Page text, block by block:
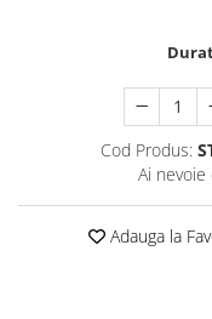
Cod Produs:
Ai nevoie
Adauga la